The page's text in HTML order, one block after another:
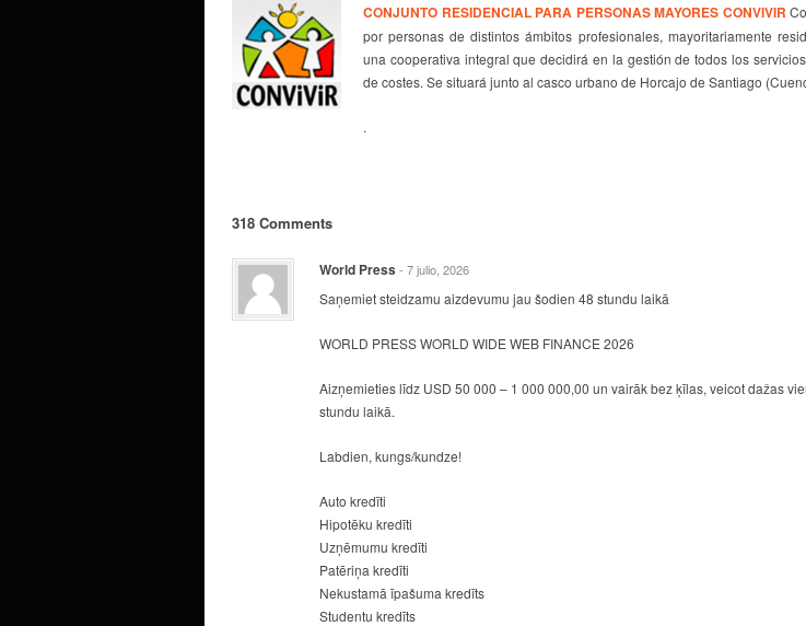
CONJUNTO RESIDENCIAL PARA PERSONAS MAYORES CONVIVIR
por personas de distintos ámbitos profesionales, mayoritariamente
una cooperativa integral que decidirá en la gestión de todos los
de costes. Se situará junto al casco urbano de Horcajo de Santiago
.
318 Comments
World Press - 7 julio, 2026
Saņemiet steidzamu aizdevumu jau šodien 48 stundu laikā
WORLD PRESS WORLD WIDE WEB FINANCE 2026
Aizņemieties līdz USD 50 000 – 1 000 000,00 un vairāk bez ķīlas, veicot dažas
stundu laikā.
Labdien, kungs/kundze!
Auto kredīti
Hipotēku kredīti
Uzņēmumu kredīti
Patēriņa kredīti
Nekustamā īpašuma kredīts
Studentu kredīts